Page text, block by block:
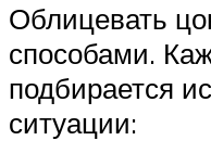
Облицевать
способами.
подбирается
ситуации: